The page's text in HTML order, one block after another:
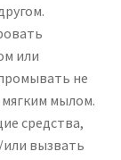
или
не
мылом.
средства,
вызвать